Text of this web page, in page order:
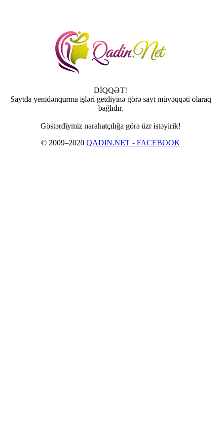
DİQQƏT!
Saytda yenidənqurma işləri getdiyinə görə sayt müvəqqəti olaraq
bağlıdır.
Göstərdiymiz narahatçılığa görə üzr istəyirik!
© 2009–2020 QADIN.NET - FACEBOOK